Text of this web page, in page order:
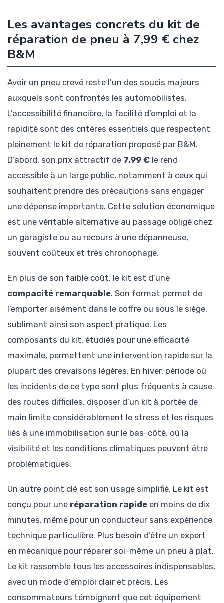
Les avantages concrets du kit de
réparation de pneu à 7,99 € chez
B&M
Avoir un pneu crevé reste l’un des soucis majeurs
auxquels sont confrontés les automobilistes.
L’accessibilité financière, la facilité d’emploi et la
rapidité sont des critères essentiels que respectent
pleinement le kit de réparation proposé par B&M.
D’abord, son prix attractif de 7,99 € le rend
accessible à un large public, notamment à ceux qui
souhaitent prendre des précautions sans engager
une dépense importante. Cette solution économique
est une véritable alternative au passage obligé chez
un garagiste ou au recours à une dépanneuse,
souvent coûteux et très chronophage.
En plus de son faible coût, le kit est d’une
compacité remarquable. Son format permet de
l’emporter aisément dans le coffre ou sous le siège,
sublimant ainsi son aspect pratique. Les
composants du kit, étudiés pour une efficacité
maximale, permettent une intervention rapide sur la
plupart des crevaisons légères. En hiver, période où
les incidents de ce type sont plus fréquents à cause
des routes difficiles, disposer d’un kit à portée de
main limite considérablement le stress et les risques
liés à une immobilisation sur le bas-côté, où la
visibilité et les conditions climatiques peuvent être
problématiques.
Un autre point clé est son usage simplifié. Le kit est
conçu pour une réparation rapide en moins de dix
minutes, même pour un conducteur sans expérience
technique particulière. Plus besoin d’être un expert
en mécanique pour réparer soi-même un pneu à plat.
Le kit rassemble tous les accessoires indispensables,
avec un mode d’emploi clair et précis. Les
consommateurs témoignent que cet équipement